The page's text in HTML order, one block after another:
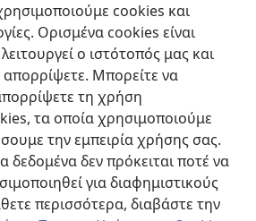
cookies και
Ορισμένα cookies είναι
ο ιστότοπός μας και
απορρίψετε. Μπορείτε να
τη χρήση
τα οποία χρησιμοποιούμε
την εμπειρία χρήσης σας.
δεδομένα δεν πρόκειται ποτέ να
για διαφημιστικούς
περισσότερα, διαβάστε την
της Σκοπιάς™